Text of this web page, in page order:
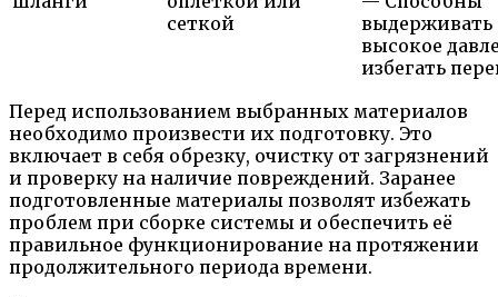
сеткой
выдерживать
высокое
избегать
Перед использованием выбранных материалов
необходимо произвести их подготовку. Это
включает в себя обрезку, очистку от загрязнений
и проверку на наличие повреждений. Заранее
подготовленные материалы позволят избежать
проблем при сборке системы и обеспечить её
правильное функционирование на протяжении
продолжительного периода времени.